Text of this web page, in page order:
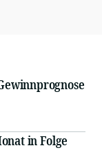
in Folge